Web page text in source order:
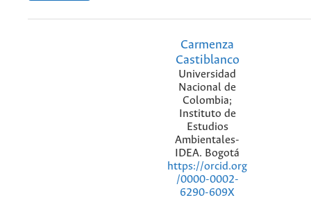
Carmenza
Castiblanco
Universidad
Nacional de
Colombia;
Instituto de
Estudios
Ambientales-
IDEA. Bogotá
https://orcid.org
/0000-0002-
6290-609X